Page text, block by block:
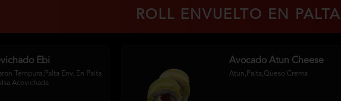
ROLL ENVUELTO EN PALTA
Ebi
Tempura,Palta Env. En Palta
Acevichada
Avocado Atun Cheese
Atun,Palta,Queso Crema